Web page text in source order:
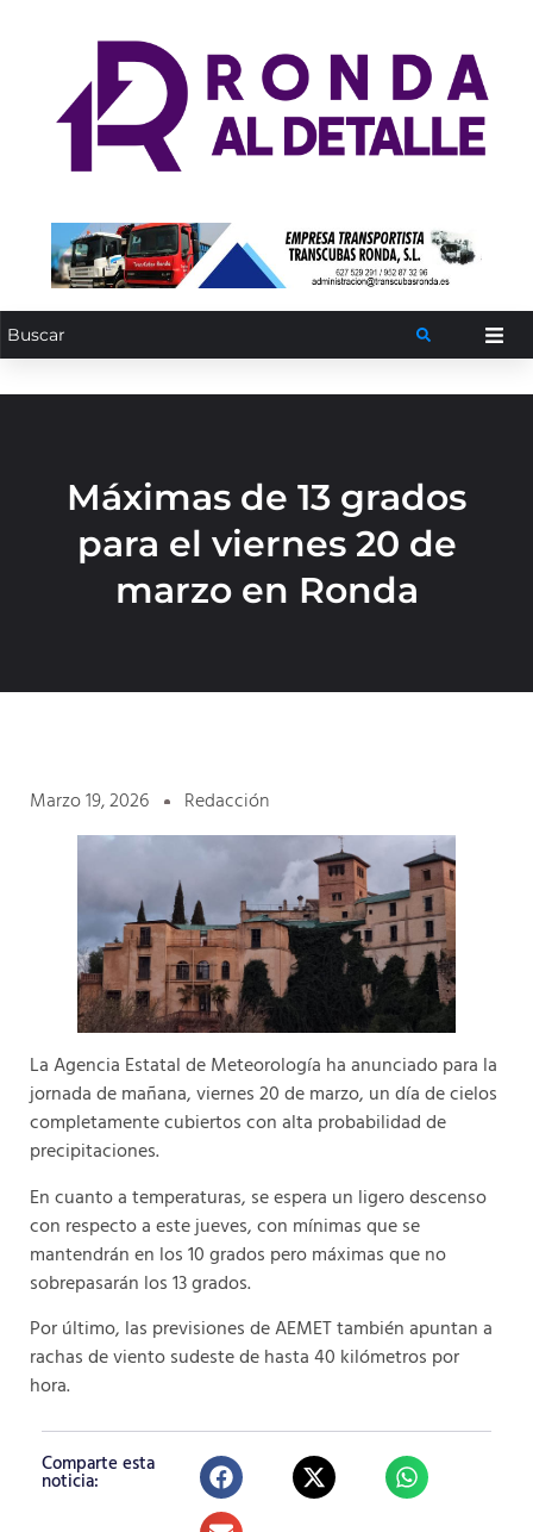
Máximas de 13 grados
para el viernes 20 de
marzo en Ronda
Marzo 19, 2026 Redacción
La Agencia Estatal de Meteorología ha anunciado para la
jornada de mañana, viernes 20 de marzo, un día de cielos
completamente cubiertos con alta probabilidad de
precipitaciones.
En cuanto a temperaturas, se espera un ligero descenso
con respecto a este jueves, con mínimas que se
mantendrán en los 10 grados pero máximas que no
sobrepasarán los 13 grados.
Por último, las previsiones de AEMET también apuntan a
rachas de viento sudeste de hasta 40 kilómetros por
hora.
Comparte esta
noticia: